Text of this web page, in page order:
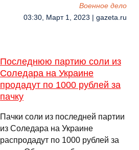
Военное дело
03:30, Март 1, 2023 | gazeta.ru
Последнюю партию соли из
Соледара на Украине
продадут по 1000 рублей за
пачку
Пачки соли из последней партии
из Соледара на Украине
распродадут по 1000 рублей за